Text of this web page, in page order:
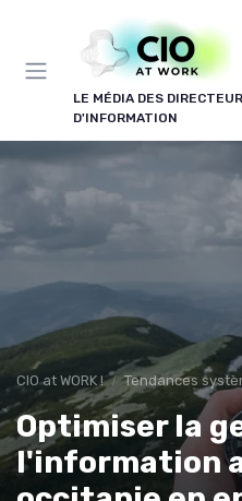
LE MÉDIA DES
D'INFORMATION
CIO at WORK ! Tendances système
Optimiser la
l'information